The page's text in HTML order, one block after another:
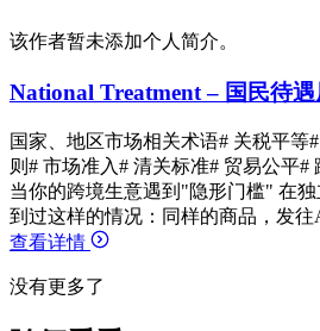
该作者暂未添加个人简介。
National Treatment – 国民待遇
国家、地区市场相关术语# 关税平等
则 # 市场准入# 清关标准# 贸易公平#
当你的跨境生意遇到"隐形门槛" 在
到过这样的情况：同样的商品，发
查看详情
没有更多了